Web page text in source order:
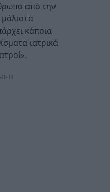
από την
κάποια
ιατρικά